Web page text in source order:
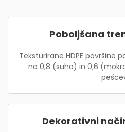
Poboljšana
Teksturirane HDPE površine
na 0,8 (suho) in 0,6
Dekorativni